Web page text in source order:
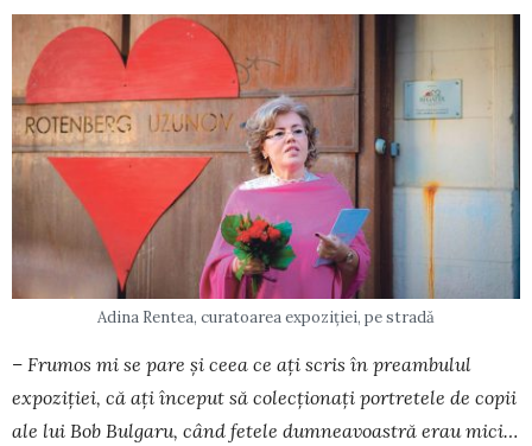
Adina Rentea, curatoarea expoziției, pe stradă
– Frumos mi se pare și ceea ce ați scris în preambulul
expoziției, că ați început să colec­ționați portretele de copii
ale lui Bob Bulgaru, când fetele dumneavoastră erau mici…